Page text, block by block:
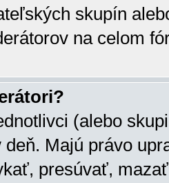
skupín
na celom
(alebo
deň. Majú právo
presúvať,